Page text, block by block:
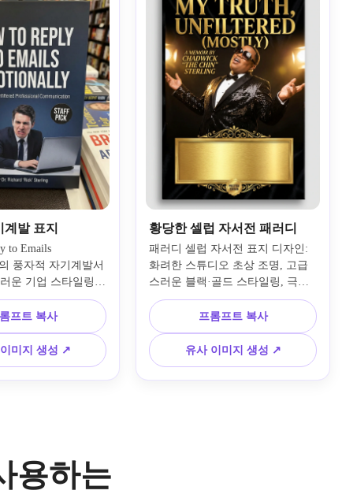
발 표지
to Emails
풍자적 자기계발서
운 기업 스타일링,
지한 비쥬얼 톤, 대
, 깔끔한 비즈니스
날카로운 컬러 대비,
자인, 미묘한 코미
부러 바이럴한 서점
프트 복사
미지 생성 ↗
황당한 셀럽 자서전 패러디
패러디 셀럽 자서전 표지 디자인:
화려한 스튜디오 초상 조명, 고급
스러운 블랙·골드 스타일링, 극적
인 포즈, 프리스티지 자서전 레이
아웃, 세련된 리얼리즘, 소셜 공유
에너지, 고급 질감, 유머러스한 허
구 제목과 저자 이름에 충분한 공
간.
프롬프트 복사
유사 이미지 생성 ↗
용하는